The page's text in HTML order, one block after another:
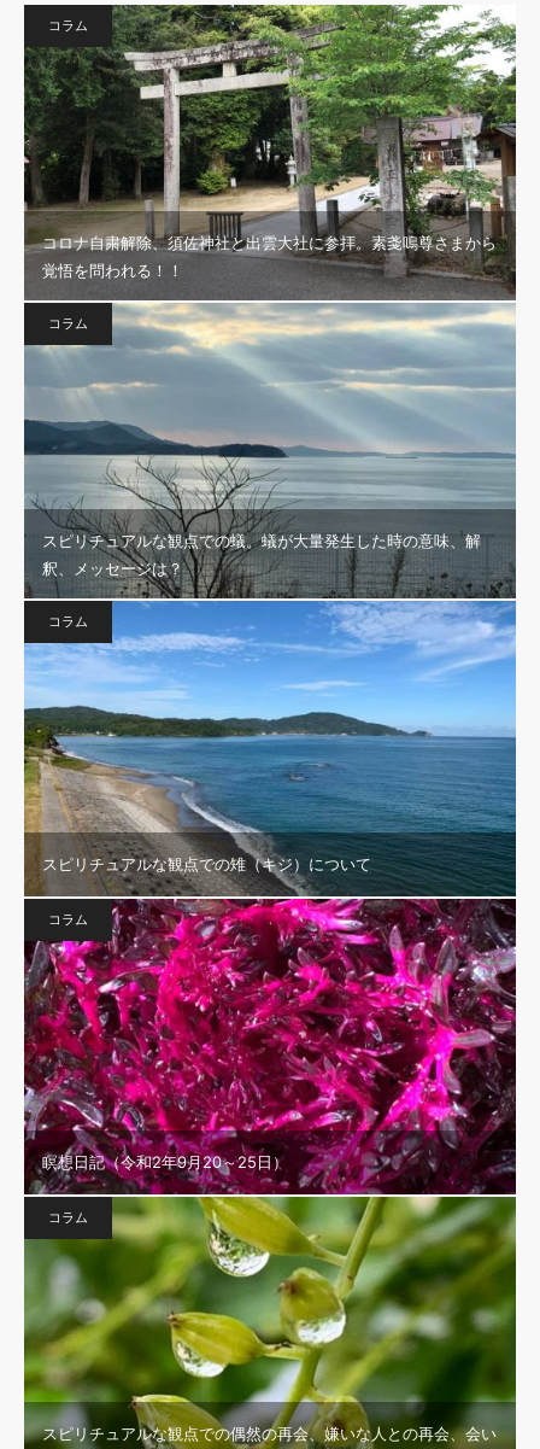
コラム
コロナ自粛解除、須佐神社と出雲大社に参拝。素戔嗚尊さまから
覚悟を問われる！！
コラム
スピリチュアルな観点での蟻。蟻が大量発生した時の意味、解
釈、メッセージは？
コラム
スピリチュアルな観点での雉（キジ）について
コラム
瞑想日記（令和2年9月20～25日）
コラム
スピリチュアルな観点での偶然の再会、嫌いな人との再会、会い